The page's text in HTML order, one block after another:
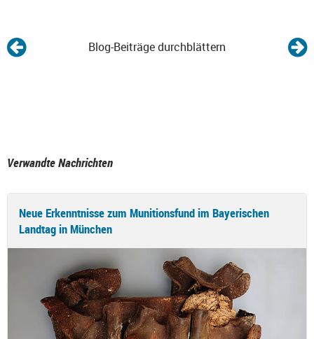
Blog-Beiträge durchblättern
Verwandte Nachrichten
Neue Erkenntnisse zum Munitionsfund im Bayerischen
Landtag in München